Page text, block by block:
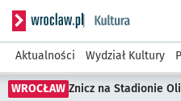
Serwis informacyjny
Aktualności Wydział Kultury
WROCŁAW Znicz na Stadionie